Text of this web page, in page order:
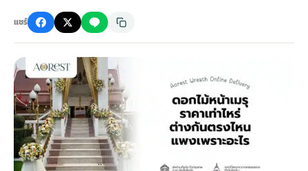
จัดดอกไม้หน้าศพ
ดอกไม้หน้าหีบ
ดอกไม้หน้างานศพ
ดอกไม้หน้าโลง
สั่งพวงหรีด
ร้านพวงหรีด
ดอกไม้พวงหรีด
พวงหรีดปทุม
มรุสีขาว
ไม้หน้าเมรุ
กไม้หน้าเมรุ
น้าเมรุ ราคา
ไม้งานแต่ง ราคาถูก
ไม้งานแต่ง กรุงเทพ
อกไม้งานแต่ง
ดอกไม้งานแต่ง
พวงหรีดพัดลม ราคาถูก
พวงหรีดพัดลม กรุงเทพ
พวงหรีดพัดลม ส่งด่วน
สั่งพวงหรีดพัดลม
รับจัดงานศพ ครบวงจร
รับจัดงานศพ กรุงเทพ
แพ็คเกจจัดงานศพ
ค่าใช้จ่ายจัดงานศพ
แชร์